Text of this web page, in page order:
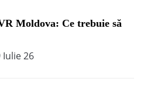
Moldova: Ce trebuie să
Iulie 26